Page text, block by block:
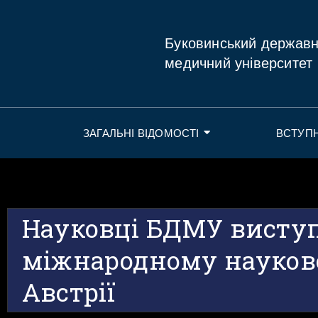
Буковинський
медичний університет
ЗАГАЛЬНІ ВІДОМОСТІ
Науковці БДМУ
міжнародному
Австрії